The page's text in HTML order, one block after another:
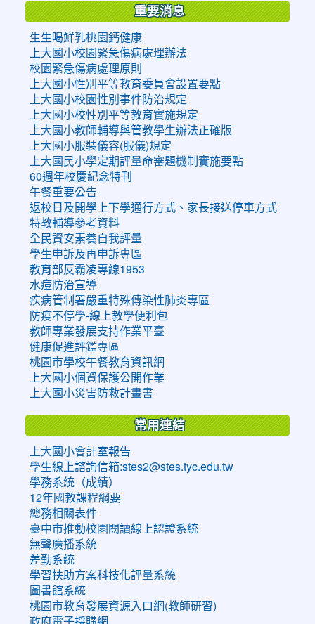
重要消息
生生喝鮮乳桃園鈣健康
上大國小校園緊急傷病處理辦法
校園緊急傷病處理原則
上大國小性別平等教育委員會設置要點
上大國小校園性別事件防治規定
上大國小校性別平等教育實施規定
上大國小教師輔導與管教學生辦法正確版
上大國小服裝儀容(服儀)規定
上大國民小學定期評量命審題機制實施要點
60週年校慶紀念特刊
午餐重要公告
返校日及開學上下學通行方式、家長接送停車方式
特教輔導參考資料
全民資安素養自我評量
學生申訴及再申訴專區
教育部反霸凌專線1953
水痘防治宣導
疾病管制署嚴重特殊傳染性肺炎專區
防疫不停學-線上教學便利包
教師專業發展支持作業平臺
健康促進評鑑專區
桃園市學校午餐教育資訊網
上大國小個資保護公開作業
上大國小災害防救計畫書
常用連結
上大國小會計室報告
學生線上諮詢信箱:stes2@stes.tyc.edu.tw
學務系統（成績）
12年國教課程綱要
總務相關表件
臺中市推動校園閱讀線上認證系統
無聲廣播系統
差勤系統
學習扶助方案科技化評量系統
圖書館系統
桃園市教育發展資源入口網(教師研習)
政府電子採購網